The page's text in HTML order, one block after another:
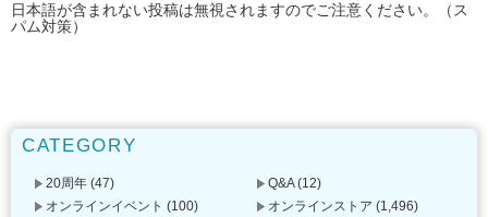
日本語が含まれない投稿は無視されますのでご注意ください。（ス
パム対策）
CATEGORY
20周年 (47) Q&A(12)
オンラインイベント (100) オンラインストア (1,496)